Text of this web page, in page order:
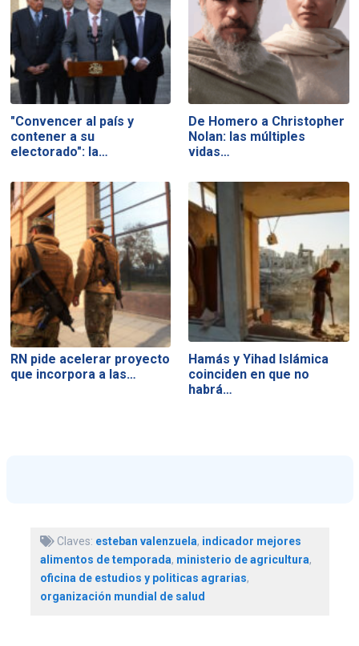
"Convencer al país y
contener a su
electorado": la…
De Homero a Christopher
Nolan: las múltiples
vidas…
RN pide acelerar proyecto
que incorpora a las…
Hamás y Yihad Islámica
coinciden en que no
habrá…
Claves: esteban valenzuela, indicador mejores
alimentos de temporada, ministerio de agricultura,
oficina de estudios y politicas agrarias,
organización mundial de salud